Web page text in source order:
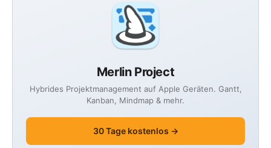
Merlin Project
Hybrides Projektmanagement auf Apple Geräten. Gantt,
Kanban, Mindmap & mehr.
30 Tage kostenlos →